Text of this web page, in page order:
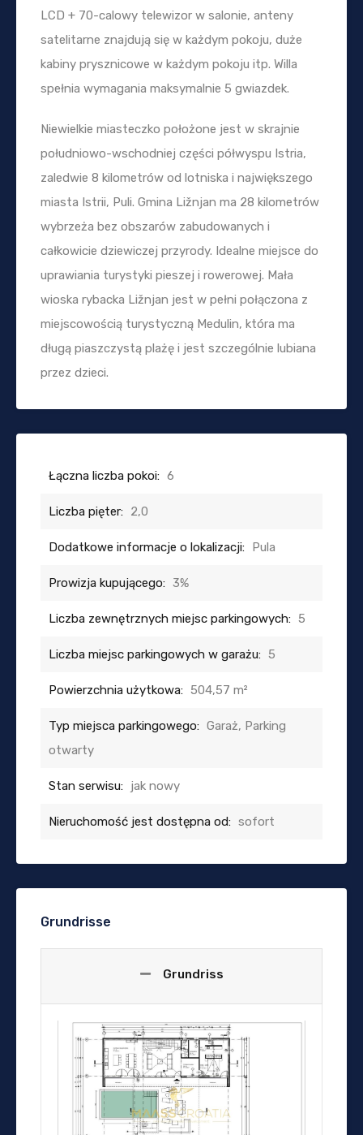
LCD + 70-calowy telewizor w salonie, anteny
satelitarne znajdują się w każdym pokoju, duże
kabiny prysznicowe w każdym pokoju itp. Willa
spełnia wymagania maksymalnie 5 gwiazdek.
Niewielkie miasteczko położone jest w skrajnie
południowo-wschodniej części półwyspu Istria,
zaledwie 8 kilometrów od lotniska i największego
miasta Istrii, Puli. Gmina Ližnjan ma 28 kilometrów
wybrzeża bez obszarów zabudowanych i
całkowicie dziewiczej przyrody. Idealne miejsce do
uprawiania turystyki pieszej i rowerowej. Mała
wioska rybacka Ližnjan jest w pełni połączona z
miejscowością turystyczną Medulin, która ma
długą piaszczystą plażę i jest szczególnie lubiana
przez dzieci.
Łączna liczba pokoi: 6
Liczba pięter: 2,0
Dodatkowe informacje o lokalizacji: Pula
Prowizja kupującego: 3%
Liczba zewnętrznych miejsc parkingowych: 5
Liczba miejsc parkingowych w garażu: 5
Powierzchnia użytkowa: 504,57 m²
Typ miejsca parkingowego: Garaż, Parking
otwarty
Stan serwisu: jak nowy
Nieruchomość jest dostępna od: sofort
Grundrisse
Grundriss